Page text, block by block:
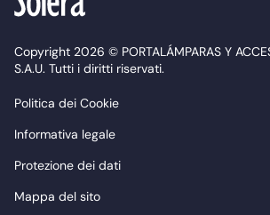
Copyright 2026 © PORTALÁMPARAS Y
S.A.U. Tutti i diritti riservati.
Politica dei Cookie
Informativa legale
Protezione dei dati
Mappa del sito